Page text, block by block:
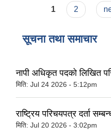
Pages
1 2
सूचना तथा समाचार
नापी अधिकृत पदको लिखित
मिति: Jul 24 2026 - 5:12pm
राष्‍ट्रिय परिचयपत्र दर्ता
मिति: Jul 20 2026 - 3:02pm